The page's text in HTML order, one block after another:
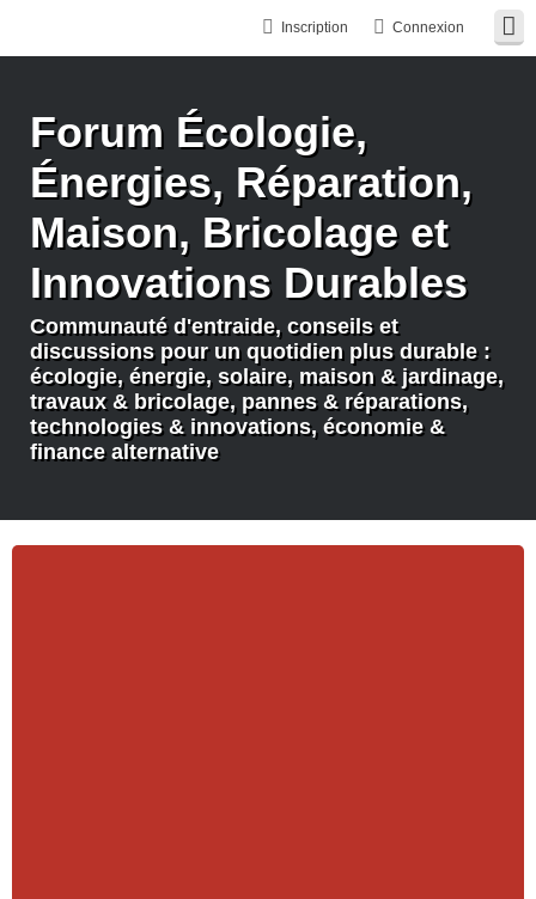
Connexion
Inscription
Forum Écologie,
Énergies, Réparation,
Maison, Bricolage et
Innovations Durables
Communauté d'entraide, conseils et
discussions pour un quotidien plus durable :
écologie, énergie, solaire, maison & jardinage,
travaux & bricolage, pannes & réparations,
technologies & innovations, économie &
finance alternative